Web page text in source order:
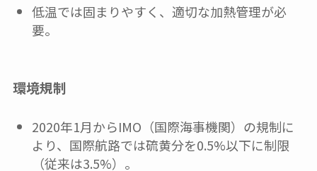
低温では固まりやすく、適切な加熱管理が必
要。
環境規制
2020年1月からIMO（国際海事機関）の規制に
より、国際航路では硫黄分を0.5%以下に制限
（従来は3.5%）。